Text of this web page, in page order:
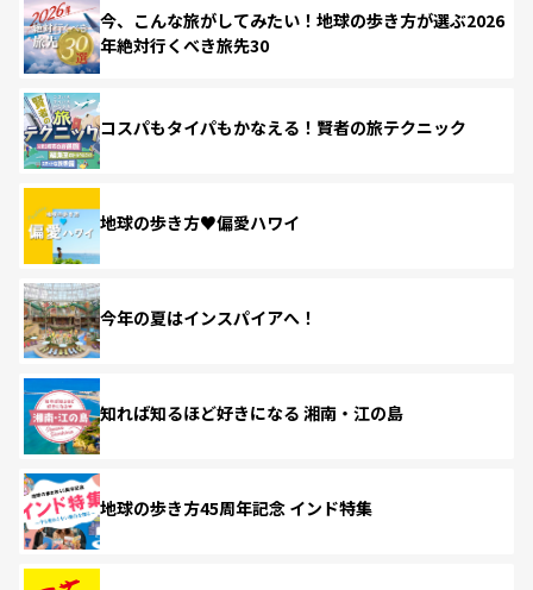
今、こんな旅がしてみたい！地球の歩き方が選ぶ2026
年絶対行くべき旅先30
コスパもタイパもかなえる！賢者の旅テクニック
地球の歩き方♥偏愛ハワイ
今年の夏はインスパイアへ！
知れば知るほど好きになる 湘南・江の島
地球の歩き方45周年記念 インド特集